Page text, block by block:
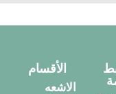
الأقسام
الاشعه